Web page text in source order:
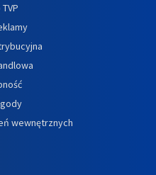
wewnętrznych